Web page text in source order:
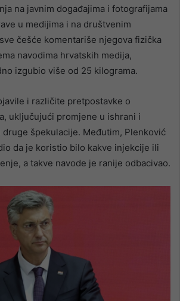
na javnim događajima i fotografijama
u medijima i na društvenim
češće komentariše njegova fizička
navodima hrvatskih medija,
izgubio više od 25 kilograma.
i različite pretpostavke o
uključujući promjene u ishrani i
špekulacije. Međutim, Plenković
da je koristio bilo kakve injekcije ili
a takve navode je ranije odbacivao.